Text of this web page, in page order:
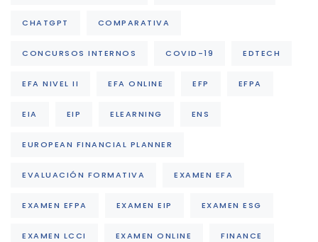
CHATGPT COMPARATIVA
CONCURSOS INTERNOS COVID-19 EDTECH
EFA NIVEL II EFA ONLINE EFP EFPA
EIA EIP ELEARNING ENS
EUROPEAN FINANCIAL PLANNER
EVALUACIÓN FORMATIVA EXAMEN EFA
EXAMEN EFPA EXAMEN EIP EXAMEN ESG
EXAMEN LCCI EXAMEN ONLINE FINANCE